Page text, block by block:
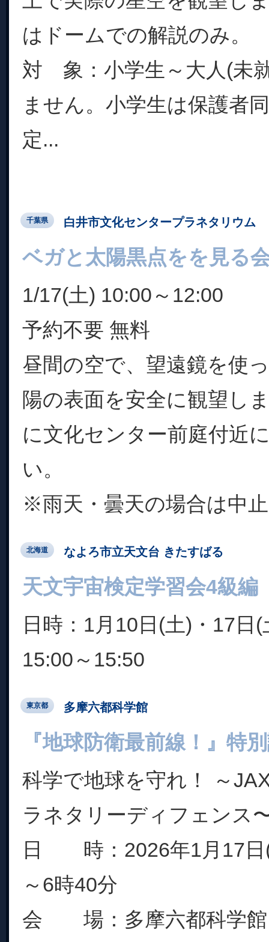
はドームでの解説のみ。
対 象：小学生～大人(未
ません。小学生は保護者
定...
千葉県 白井市文化センタープラネタリウム
ベガと太陽黒点をを見る
1/17(土) 10:00～12:00
予約不要 無料
昼間の空で、望遠鏡を使
陽の表面を安全に観望し
に文化センター前庭付近
い。
※雨天・曇天の場合は中止
北海道 なよろ市立天文台 きたすばる
天文宇宙検定学習会4級編
日時：1月10日(土)・17
15:00～15:50
東京都 多摩六都科学館
『地球防衛最前線！』特
科学で地球を守れ！ ～
ラネタリーディフェンス
日 時：2026年1月17日(
～6時40分
会 場：多摩六都科学